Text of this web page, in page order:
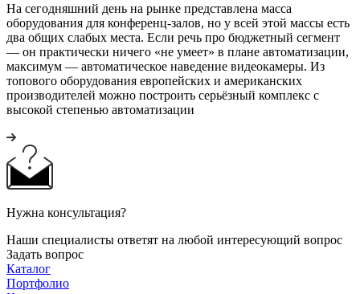
На сегодняшний день на рынке представлена масса
оборудования для конференц-залов, но у всей этой массы есть
два общих слабых места. Если речь про бюджетный сегмент
— он практически ничего «не умеет» в плане автоматизации,
максимум — автоматическое наведение видеокамеры. Из
топового оборудования европейских и американских
производителей можно построить серьёзный комплекс с
высокой степенью автоматизации
Нужна консультация?
Наши специалисты ответят на любой интересующий вопрос
Задать вопрос
Каталог
Портфолио